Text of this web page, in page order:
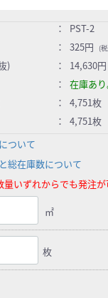
：
PST-2
： 325円 (
) ：
14,630円
：
在庫あり
：
：
ついて
総在庫数について
いずれからでも発注が
㎡
枚